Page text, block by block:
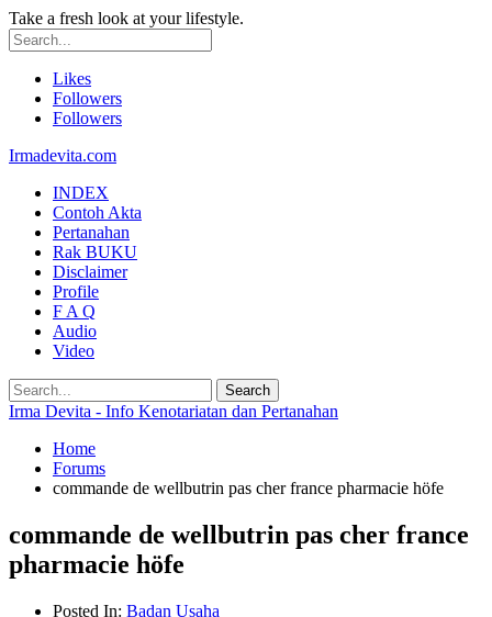
Take a fresh look at your lifestyle.
Likes
Followers
Followers
Irmadevita.com
INDEX
Contoh Akta
Pertanahan
Rak BUKU
Disclaimer
Profile
F A Q
Audio
Video
Irma Devita - Info Kenotariatan dan Pertanahan
Home
Forums
commande de wellbutrin pas cher france pharmacie höfe
commande de wellbutrin pas cher france
pharmacie höfe
Posted In: Badan Usaha